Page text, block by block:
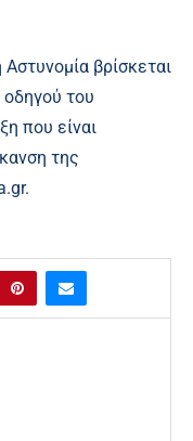
βρίσκεται
του
που είναι
της
.